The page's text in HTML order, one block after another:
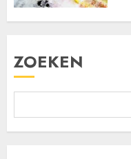
ZOEKEN